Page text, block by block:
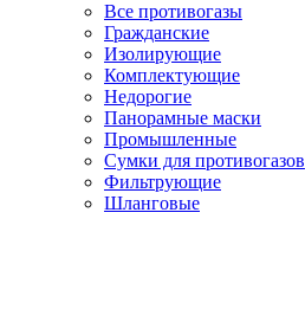
Все противогазы
Гражданские
Изолирующие
Комплектующие
Недорогие
Панорамные маски
Промышленные
Сумки для противогазов
Фильтрующие
Шланговые